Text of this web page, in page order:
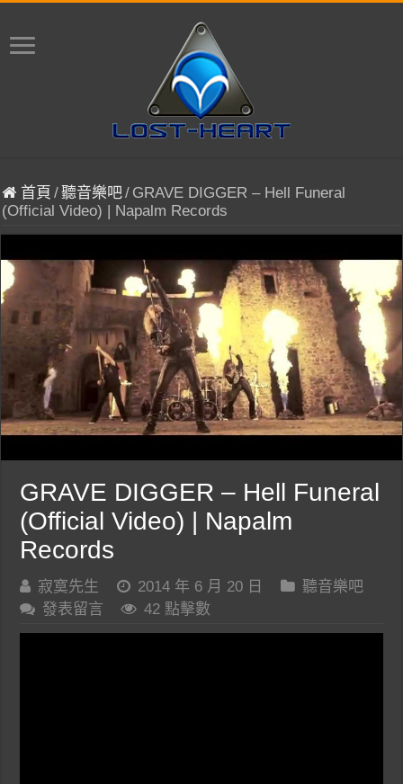
首頁 /聽音樂吧/ GRAVE DIGGER – Hell Funeral
(Official Video) | Napalm Records
GRAVE DIGGER – Hell Funeral
(Official Video) | Napalm
Records
寂寞先生 2014 年 6 月 20 日
聽音樂吧
發表留言
42 點擊數